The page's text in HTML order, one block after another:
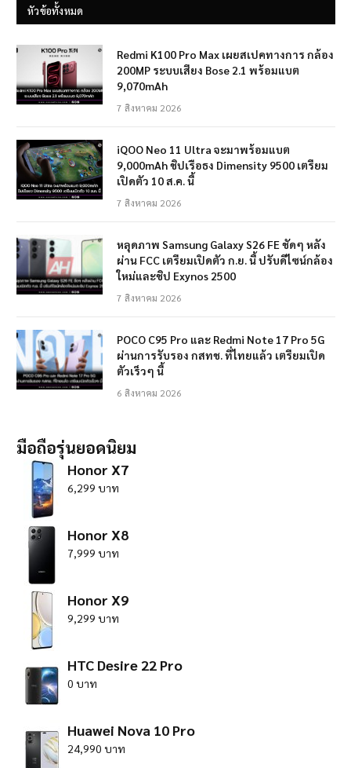
หัวข้อทั้งหมด
Redmi K100 Pro Max เผยสเปคทางการ กล้อง
200MP ระบบเสียง Bose 2.1 พร้อมแบต
9,070mAh
7 สิงหาคม 2026
iQOO Neo 11 Ultra จะมาพร้อมแบต
9,000mAh ชิปเรือธง Dimensity 9500 เตรียม
เปิดตัว 10 ส.ค. นี้
7 สิงหาคม 2026
หลุดภาพ Samsung Galaxy S26 FE ชัดๆ หลัง
ผ่าน FCC เตรียมเปิดตัว ก.ย. นี้ ปรับดีไซน์กล้อง
ใหม่และชิป Exynos 2500
7 สิงหาคม 2026
POCO C95 Pro และ Redmi Note 17 Pro 5G
ผ่านการรับรอง กสทช. ที่ไทยแล้ว เตรียมเปิด
ตัวเร็วๆ นี้
6 สิงหาคม 2026
มือถือรุ่นยอดนิยม
Honor X7
6,299 บาท
Honor X8
7,999 บาท
Honor X9
9,299 บาท
HTC Desire 22 Pro
0 บาท
Huawei Nova 10 Pro
24,990 บาท